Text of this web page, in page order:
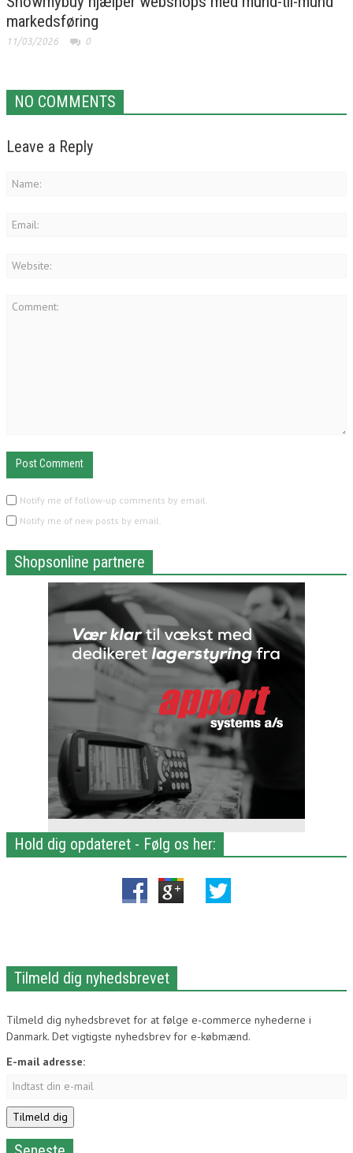
markedsføring
11/03/2026 0
NO COMMENTS
Leave a Reply
Notify me of follow-up comments by email.
Notify me of new posts by email.
Shopsonline partnere
Hold dig opdateret - Følg os her:
Tilmeld dig nyhedsbrevet
Tilmeld dig nyhedsbrevet for at følge e-commerce nyhederne i
Danmark. Det vigtigste nyhedsbrev for e-købmænd.
E-mail adresse: